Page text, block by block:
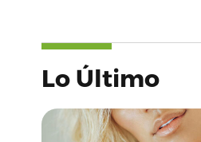
Lo Último